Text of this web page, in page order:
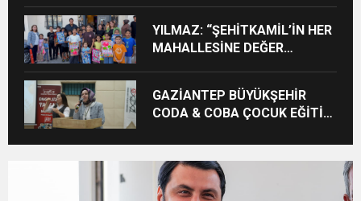
YILMAZ: “ŞEHİTKAMİL’İN HER
MAHALLESİNE DEĞER
GAZİANTEP BÜYÜKŞEHİR
CODA & COBA ÇOCUK EĞİTİM
HEYECANI